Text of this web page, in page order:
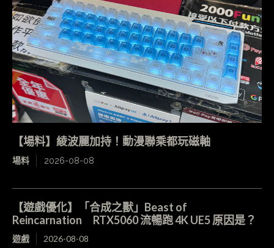
【場料】綾波麗加持！動漫聯乘都玩磁軸
場料 2026-08-08
【遊戲優化】「合成之獸」Beast of
Reincarnation RTX5060 流暢跑 4K UE5 原因是？
遊戲 2026-08-08